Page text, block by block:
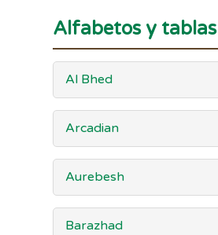
Alfabetos y tablas
Al Bhed
Arcadian
Aurebesh
Barazhad